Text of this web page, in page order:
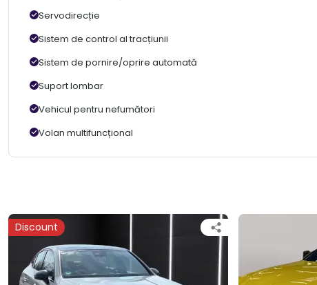
Servodirecție
Sistem de control al tracțiunii
Sistem de pornire/oprire automată
Suport lombar
Vehicul pentru nefumători
Volan multifuncțional
Discount